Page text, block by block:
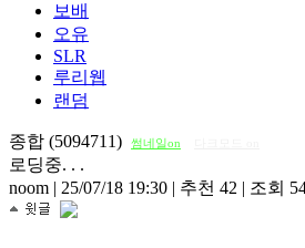
보배
오유
SLR
루리웹
랜덤
종합 (5094711) 썸네일on
로딩중. . .
noom | 25/07/18 19:30 | 추천 42 | 조회